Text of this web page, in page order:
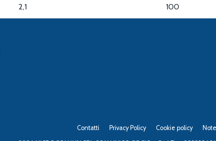
2,1
100
Contatti Privacy Policy Cookie policy